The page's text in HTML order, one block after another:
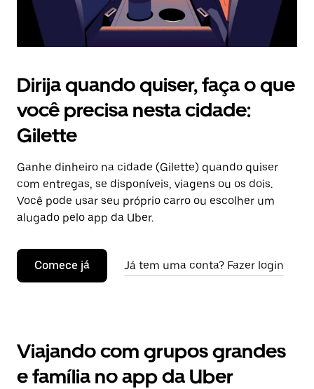
Dirija quando quiser, faça o que
você precisa nesta cidade:
Gilette
Ganhe dinheiro na cidade (Gilette) quando quiser
com entregas, se disponíveis, viagens ou os dois.
Você pode usar seu próprio carro ou escolher um
alugado pelo app da Uber.
Comece já Já tem uma conta? Fazer login
Viajando com grupos grandes
e família no app da Uber